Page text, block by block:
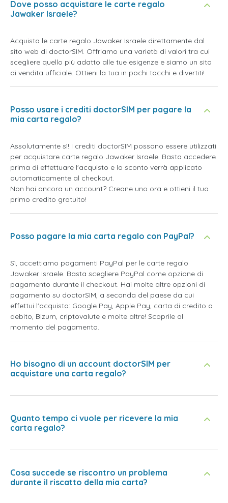
Dove posso acquistare le carte regalo
Jawaker Israele?
Acquista le carte regalo Jawaker Israele direttamente dal
sito web di doctorSIM. Offriamo una varietà di valori tra cui
scegliere quello più adatto alle tue esigenze e siamo un sito
di vendita ufficiale. Ottieni la tua in pochi tocchi e divertiti!
Posso usare i crediti doctorSIM per pagare la
mia carta regalo?
Assolutamente sì! I crediti doctorSIM possono essere utilizzati
per acquistare carte regalo Jawaker Israele. Basta accedere
prima di effettuare l'acquisto e lo sconto verrà applicato
automaticamente al checkout.
Non hai ancora un account? Creane uno ora e ottieni il tuo
primo credito gratuito!
Posso pagare la mia carta regalo con PayPal?
Sì, accettiamo pagamenti PayPal per le carte regalo
Jawaker Israele. Basta scegliere PayPal come opzione di
pagamento durante il checkout. Hai molte altre opzioni di
pagamento su doctorSIM, a seconda del paese da cui
effettui l'acquisto: Google Pay, Apple Pay, carta di credito o
debito, Bizum, criptovalute e molte altre! Scoprile al
momento del pagamento.
Ho bisogno di un account doctorSIM per
acquistare una carta regalo?
Quanto tempo ci vuole per ricevere la mia
carta regalo?
Cosa succede se riscontro un problema
durante il riscatto della mia carta?